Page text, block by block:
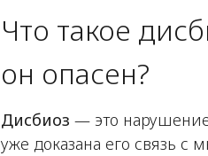
Что такое
он опасен?
Дисбиоз — это
уже доказана его связь